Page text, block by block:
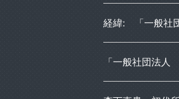
経緯: 「一般社
「一般社団法